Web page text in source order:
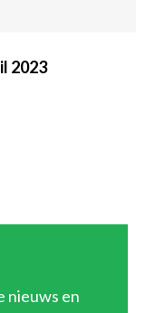
2023
nieuws en